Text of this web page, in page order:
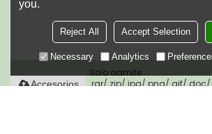
Solo admite
.rar/.zip/.jpg/.png/.gif/.doc/
Accesorios
you.
Reject All Accept Selection
Necessary Analytics